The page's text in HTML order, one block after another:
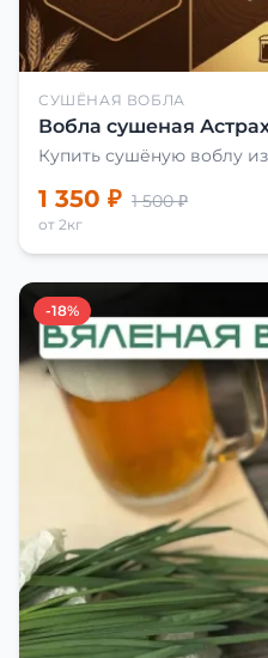
СУШЁНАЯ ВОБЛА
Вобла сушеная
Купить сушёную воблу
1 350 ₽ 1 500 ₽
от 2кг
-18%